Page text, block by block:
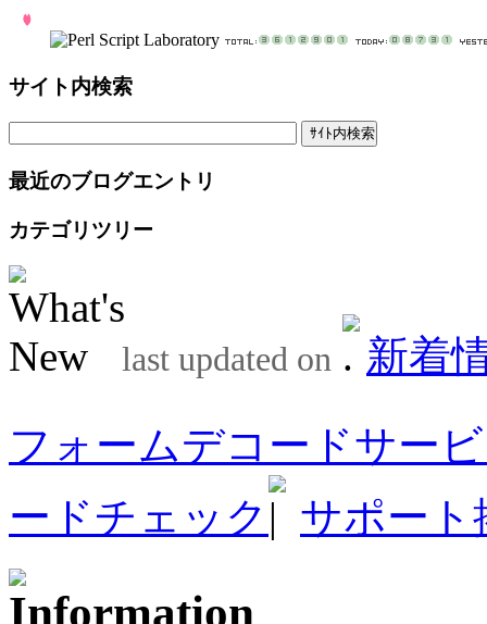
サイト内検索
最近のブログエントリ
カテゴリツリー
last updated on
新着
フォームデコードサー
ードチェック
サポート